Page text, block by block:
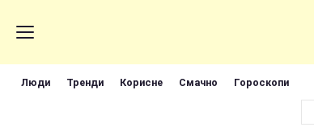
Люди Тренди Корисне Смачно Гороскопи